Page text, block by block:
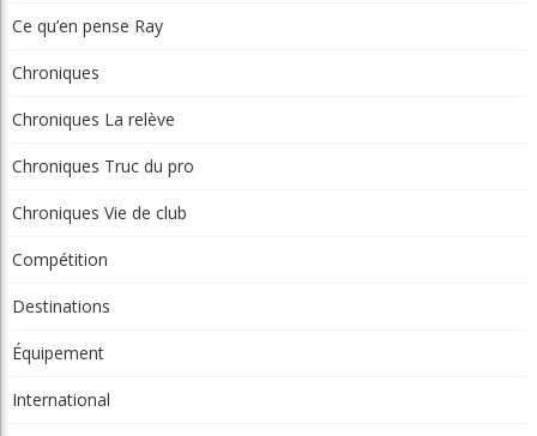
Ce qu’en pense Ray
Chroniques
Chroniques La relève
Chroniques Truc du pro
Chroniques Vie de club
Compétition
Destinations
Équipement
International